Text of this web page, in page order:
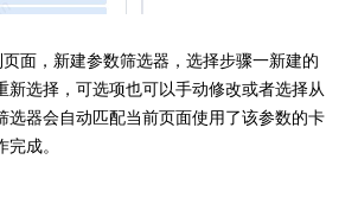
面，新建参数筛选器，选择步骤一新建的
新选择，可选项也可以手动修改或者选择从
选器会自动匹配当前页面使用了该参数的卡
成。